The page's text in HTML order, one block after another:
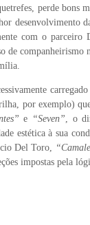
perde bons
desenvolvimento
com o
companheirismo
por exemplo)
e “Seven” , o
estética à sua
Del Toro,
impostas pela